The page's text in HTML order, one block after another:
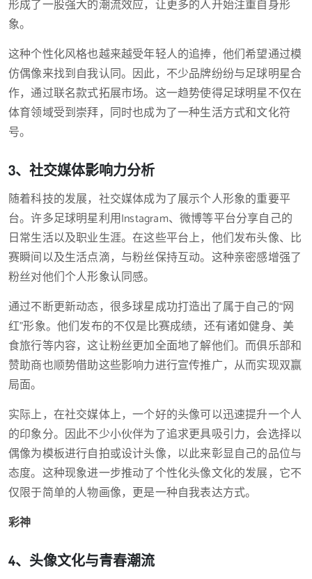
形成了一股强大的潮流效应，让更多的人开始注重自身形
象。
这种个性化风格也越来越受年轻人的追捧，他们希望通过模
仿偶像来找到自我认同。因此，不少品牌纷纷与足球明星合
作，通过联名款式拓展市场。这一趋势使得足球明星不仅在
体育领域受到崇拜，同时也成为了一种生活方式和文化符
号。
3、社交媒体影响力分析
随着科技的发展，社交媒体成为了展示个人形象的重要平
台。许多足球明星利用Instagram、微博等平台分享自己的
日常生活以及职业生涯。在这些平台上，他们发布头像、比
赛瞬间以及生活点滴，与粉丝保持互动。这种亲密感增强了
粉丝对他们个人形象认同感。
通过不断更新动态，很多球星成功打造出了属于自己的“网
红”形象。他们发布的不仅是比赛成绩，还有诸如健身、美
食旅行等内容，这让粉丝更加全面地了解他们。而俱乐部和
赞助商也顺势借助这些影响力进行宣传推广，从而实现双赢
局面。
实际上，在社交媒体上，一个好的头像可以迅速提升一个人
的印象分。因此不少小伙伴为了追求更具吸引力，会选择以
偶像为模板进行自拍或设计头像，以此来彰显自己的品位与
态度。这种现象进一步推动了个性化头像文化的发展，它不
仅限于简单的人物画像，更是一种自我表达方式。
彩神
4、头像文化与青春潮流